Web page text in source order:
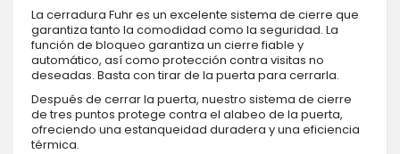
La cerradura Fuhr es un excelente sistema de cierre que
garantiza tanto la comodidad como la seguridad. La
función de bloqueo garantiza un cierre fiable y
automático, así como protección contra visitas no
deseadas. Basta con tirar de la puerta para cerrarla.
Después de cerrar la puerta, nuestro sistema de cierre
de tres puntos protege contra el alabeo de la puerta,
ofreciendo una estanqueidad duradera y una eficiencia
térmica.